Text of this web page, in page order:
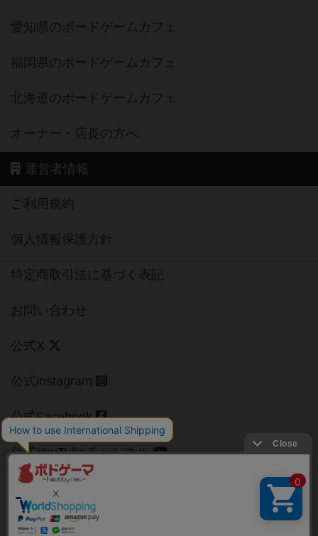
愛知県のボードゲームカフェ
福岡県のボードゲームカフェ
北海道のボードゲームカフェ
オーナー・店長の方へ
運営者情報
ご利用規約
個人情報保護方針
特定商取引法に基づく表記
お問い合わせ
公式X
公式instagram
公式Facebook
公式YouTubeチャンネル